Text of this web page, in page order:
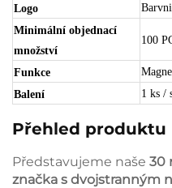
Logo
Minimální objednací
množství
100
Funkce
Balení
1 ks /
Přehled produktu
Představujeme naše 30
značka s dvojstranným